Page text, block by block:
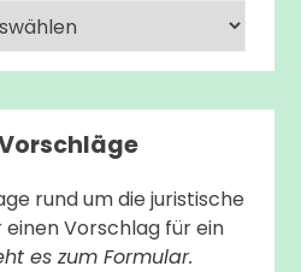
rund um die juristische
Vorschlag für ein
es zum Formular.